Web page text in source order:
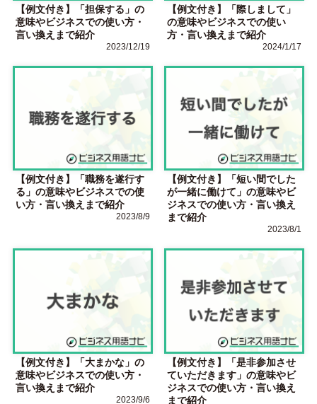
【例文付き】「担保する」の
意味やビジネスでの使い方・
言い換えまで紹介
2023/12/19
【例文付き】「際しまして」
の意味やビジネスでの使い
方・言い換えまで紹介
2024/1/17
【例文付き】「職務を遂行す
る」の意味やビジネスでの使
い方・言い換えまで紹介
2023/8/9
【例文付き】「短い間でした
が一緒に働けて」の意味やビ
ジネスでの使い方・言い換え
まで紹介
2023/8/1
【例文付き】「大まかな」の
意味やビジネスでの使い方・
言い換えまで紹介
2023/9/6
【例文付き】「是非参加させ
ていただきます」の意味やビ
ジネスでの使い方・言い換え
まで紹介